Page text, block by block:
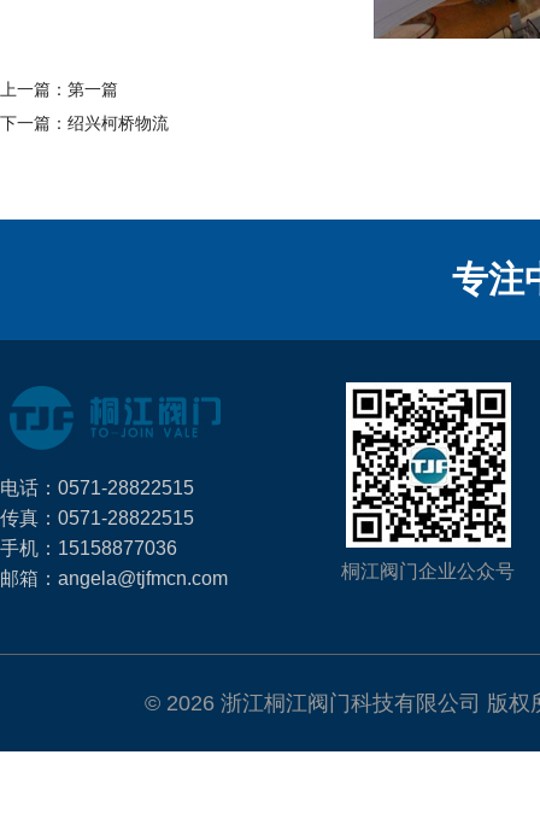
上一篇：第一篇
下一篇：绍兴柯桥物流
专注
电话：0571-28822515
传真：0571-28822515
手机：15158877036
邮箱：angela@tjfmcn.com
桐江阀门企业公众号
© 2026 浙江桐江阀门科技有限公司 版权